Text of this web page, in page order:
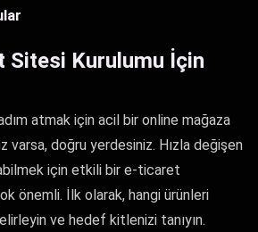
Sitesi Kurulumu İçin
atmak için acil bir online mağaza
varsa, doğru yerdesiniz. Hızla değişen
için etkili bir e-ticaret
önemli. İlk olarak, hangi ürünleri
ve hedef kitlenizi tanıyın.